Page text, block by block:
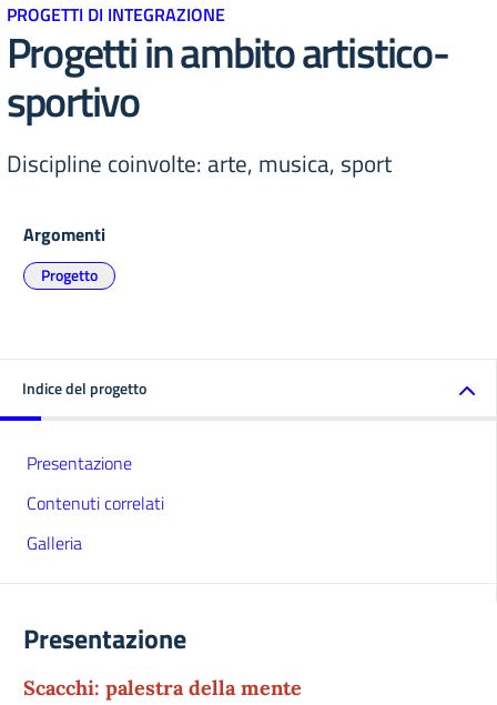
PROGETTI DI INTEGRAZIONE
Progetti in ambito artistico-
sportivo
Discipline coinvolte: arte, musica, sport
Argomenti
Progetto
Indice del progetto
Presentazione
Contenuti correlati
Galleria
Presentazione
Scacchi: palestra della mente